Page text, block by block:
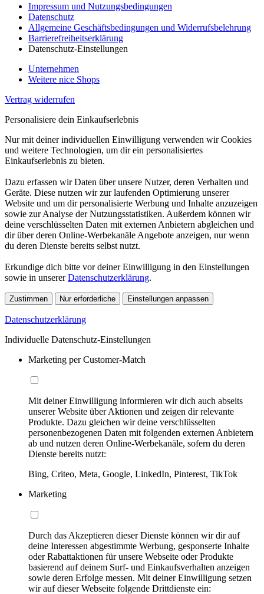
Impressum und Nutzungsbedingungen
Datenschutz
Allgemeine Geschäftsbedingungen und Widerrufsbelehrung
Barrierefreiheitserklärung
Datenschutz-Einstellungen
Unternehmen
Weitere nice Shops
Vertrag widerrufen
Personalisiere dein Einkaufserlebnis
Nur mit deiner individuellen Einwilligung verwenden wir Cookies
und weitere Technologien, um dir ein personalisiertes
Einkaufserlebnis zu bieten.
Dazu erfassen wir Daten über unsere Nutzer, deren Verhalten und
Geräte. Diese nutzen wir zur laufenden Optimierung unserer
Website und um dir personalisierte Werbung und Inhalte anzuzeigen
sowie zur Analyse der Nutzungsstatistiken. Außerdem können wir
deine verschlüsselten Daten mit externen Anbietern abgleichen und
dir über deren Online-Werbekanäle Angebote anzeigen, nur wenn
du deren Dienste bereits selbst nutzt.
Erkundige dich bitte vor deiner Einwilligung in den Einstellungen
sowie in unsererDatenschutzerklärung.
Zustimmen Nur erforderliche Einstellungen anpassen
Datenschutzerklärung
Individuelle Datenschutz-Einstellungen
Marketing per Customer-Match
Mit deiner Einwilligung informieren wir dich auch abseits
unserer Website über Aktionen und zeigen dir relevante
Produkte. Dazu gleichen wir deine verschlüsselten
personenbezogenen Daten mit folgenden externen Anbietern
ab und nutzen deren Online-Werbekanäle, sofern du deren
Dienste bereits nutzt:
Bing, Criteo, Meta, Google, LinkedIn, Pinterest, TikTok
Marketing
Durch das Akzeptieren dieser Dienste können wir dir auf
deine Interessen abgestimmte Werbung, gesponserte Inhalte
oder Rabattaktionen für unsere Webseite oder Produkte
basierend auf deinem Surf- und Einkaufsverhalten anzeigen
sowie deren Erfolge messen. Mit deiner Einwilligung setzen
wir auf dieser Webseite folgende Drittdienste ein: